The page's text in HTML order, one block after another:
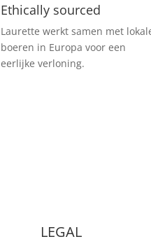
Ethically sourced
Laurette werkt samen met
boeren in Europa voor een
eerlijke verloning.
LEGAL